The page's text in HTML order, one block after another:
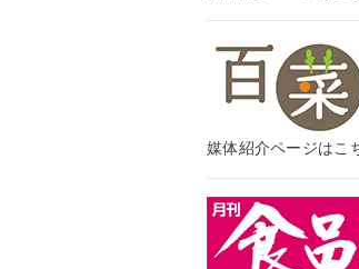
媒体紹介ページはこ